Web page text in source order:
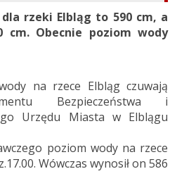
rzeki Elbląg to 590 cm, a
cm. Obecnie poziom wody
na rzece Elbląg czuwają
Bezpieczeństwa i
Urzędu Miasta w Elblągu
poziom wody na rzece
Wówczas wynosił on 586